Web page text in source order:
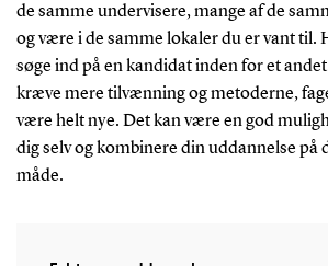
de samme undervisere, mange af de
og være i de samme lokaler du er vant til.
søge ind på en kandidat inden for et
kræve mere tilvænning og metoderne,
være helt nye. Det kan være en god
dig selv og kombinere din uddannelse på
måde.